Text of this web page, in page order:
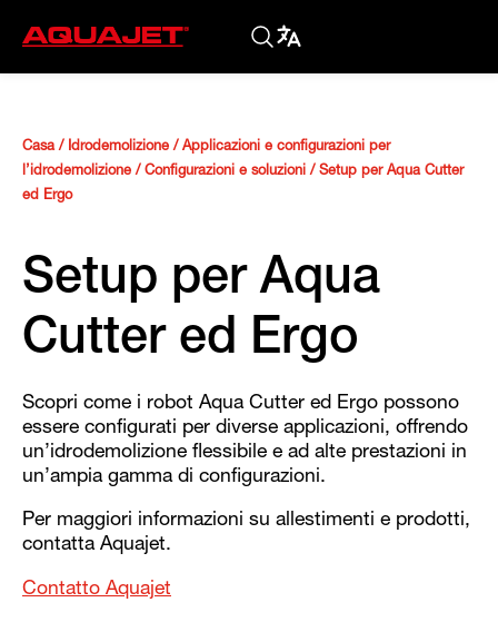
Casa/ Idrodemolizione / Applicazioni e configurazioni per
l’idrodemolizione / Configurazioni e soluzioni / Setup per Aqua Cutter
ed Ergo
Setup per Aqua
Cutter ed Ergo
Scopri come i robot Aqua Cutter ed Ergo possono
essere configurati per diverse applicazioni, offrendo
un’idrodemolizione flessibile e ad alte prestazioni in
un’ampia gamma di configurazioni.
Per maggiori informazioni su allestimenti e prodotti,
contatta Aquajet.
Contatto Aquajet